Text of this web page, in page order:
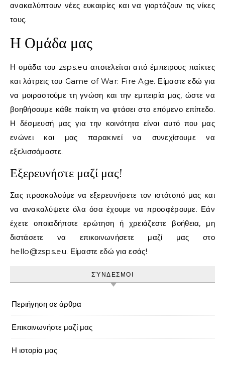
ανακαλύπτουν νέες ευκαιρίες και να γιορτάζουν τις νίκες
τους.
Η Ομάδα μας
Η ομάδα του zsps.eu αποτελείται από έμπειρους παίκτες
και λάτρεις του Game of War: Fire Age. Είμαστε εδώ για
να μοιραστούμε τη γνώση και την εμπειρία μας, ώστε να
βοηθήσουμε κάθε παίκτη να φτάσει στο επόμενο επίπεδο.
Η δέσμευσή μας για την κοινότητα είναι αυτό που μας
ενώνει και μας παρακινεί να συνεχίσουμε να
εξελισσόμαστε.
Εξερευνήστε μαζί μας!
Σας προσκαλούμε να εξερευνήσετε τον ιστότοπό μας και
να ανακαλύψετε όλα όσα έχουμε να προσφέρουμε. Εάν
έχετε οποιαδήποτε ερώτηση ή χρειάζεστε βοήθεια, μη
διστάσετε να επικοινωνήσετε μαζί μας στο
hello@zsps.eu. Είμαστε εδώ για εσάς!
ΣΎΝΔΕΣΜΟΙ
Περιήγηση σε άρθρα
Επικοινωνήστε μαζί μας
Η ιστορία μας